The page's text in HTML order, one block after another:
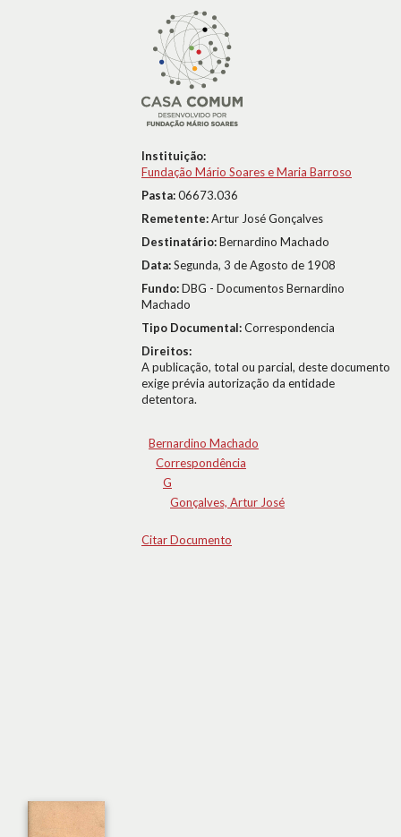
Instituição:
Fundação Mário Soares e Maria Barroso
Pasta:06673.036
Remetente:Artur José Gonçalves
Destinatário:Bernardino Machado
Data:Segunda, 3 de Agosto de 1908
Fundo:DBG - Documentos Bernardino
Machado
Tipo Documental:Correspondencia
Direitos:
A publicação, total ou parcial, deste documento
exige prévia autorização da entidade
detentora.
Bernardino Machado
Correspondência
G
Gonçalves, Artur José
Citar Documento